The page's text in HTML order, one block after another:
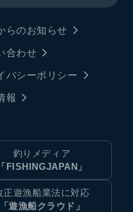
らのお知らせ
合わせ
バシーポリシー
報
釣りメディア
「FISHINGJAPAN」
正遊漁船業法に対応
「遊漁船クラウド」